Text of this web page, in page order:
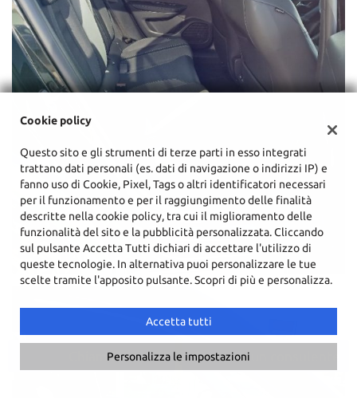
Chiama Contatta un consulente
Cookie policy
Questo sito e gli strumenti di terze parti in esso integrati
trattano dati personali (es. dati di navigazione o indirizzi IP) e
fanno uso di Cookie, Pixel, Tags o altri identificatori necessari
per il funzionamento e per il raggiungimento delle finalità
descritte nella cookie policy, tra cui il miglioramento delle
funzionalità del sito e la pubblicità personalizzata. Cliccando
sul pulsante Accetta Tutti dichiari di accettare l'utilizzo di
queste tecnologie. In alternativa puoi personalizzare le tue
scelte tramite l'apposito pulsante. Scopri di più e personalizza.
Accetta tutti
Personalizza le impostazioni